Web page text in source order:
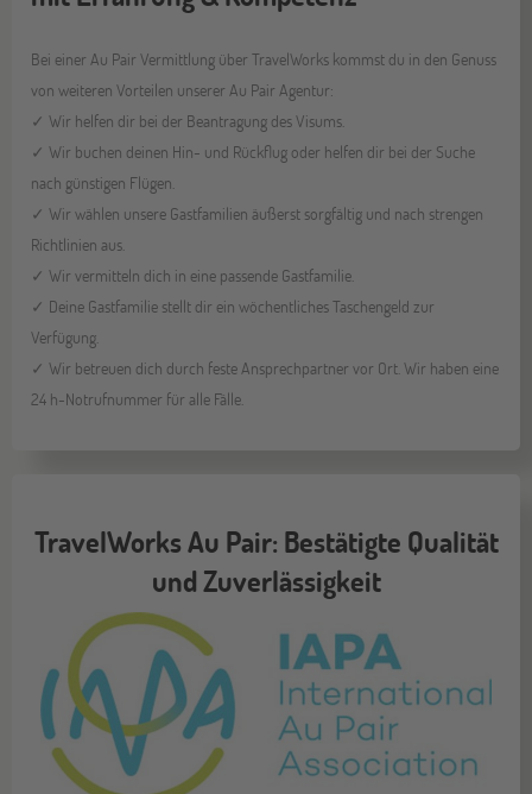
Bei einer Au Pair Vermittlung über TravelWorks kommst du in den Genuss
von weiteren Vorteilen unserer Au Pair Agentur:
✓ Wir helfen dir bei der Beantragung des Visums.
✓ Wir buchen deinen Hin- und Rückflug oder helfen dir bei der Suche
nach günstigen Flügen.
✓ Wir wählen unsere Gastfamilien äußerst sorgfältig und nach strengen
Richtlinien aus.
✓ Wir vermitteln dich in eine passende Gastfamilie.
✓ Deine Gastfamilie stellt dir ein wöchentliches Taschengeld zur
Verfügung.
✓ Wir betreuen dich durch feste Ansprechpartner vor Ort. Wir haben eine
24 h-Notrufnummer für alle Fälle.
TravelWorks Au Pair: Bestätigte Qualität
und Zuverlässigkeit